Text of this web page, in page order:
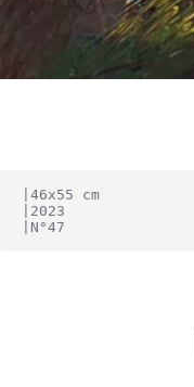
|46x55 cm
|2023
|N°47